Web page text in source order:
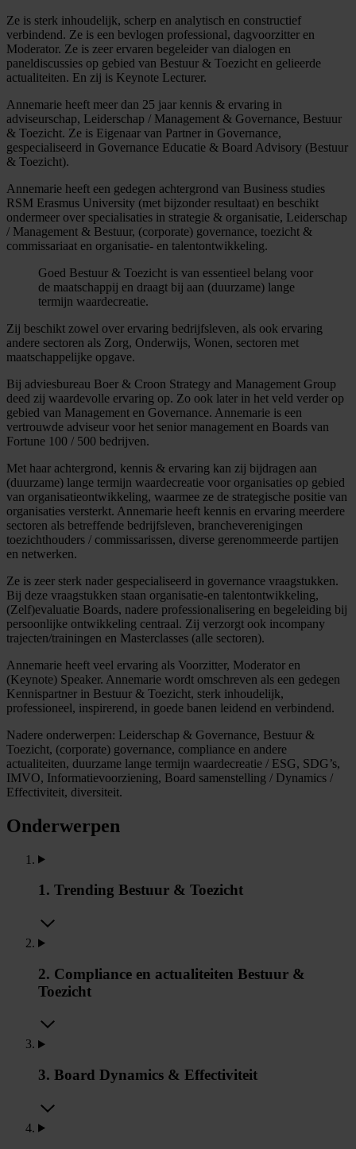
Ze is sterk inhoudelijk, scherp en analytisch en constructief
verbindend. Ze is een bevlogen professional, dagvoorzitter en
Moderator. Ze is zeer ervaren begeleider van dialogen en
paneldiscussies op gebied van Bestuur & Toezicht en gelieerde
actualiteiten. En zij is Keynote Lecturer.
Annemarie heeft meer dan 25 jaar kennis & ervaring in
adviseurschap, Leiderschap / Management & Governance, Bestuur
& Toezicht. Ze is Eigenaar van Partner in Governance,
gespecialiseerd in Governance Educatie & Board Advisory (Bestuur
& Toezicht).
Annemarie heeft een gedegen achtergrond van Business studies
RSM Erasmus University (met bijzonder resultaat) en beschikt
ondermeer over specialisaties in strategie & organisatie, Leiderschap
/ Management & Bestuur, (corporate) governance, toezicht &
commissariaat en organisatie- en talentontwikkeling.
Goed Bestuur & Toezicht is van essentieel belang voor
de maatschappij en draagt bij aan (duurzame) lange
termijn waardecreatie.
Zij beschikt zowel over ervaring bedrijfsleven, als ook ervaring
andere sectoren als Zorg, Onderwijs, Wonen, sectoren met
maatschappelijke opgave.
Bij adviesbureau Boer & Croon Strategy and Management Group
deed zij waardevolle ervaring op. Zo ook later in het veld verder op
gebied van Management en Governance. Annemarie is een
vertrouwde adviseur voor het senior management en Boards van
Fortune 100 / 500 bedrijven.
Met haar achtergrond, kennis & ervaring kan zij bijdragen aan
(duurzame) lange termijn waardecreatie voor organisaties op gebied
van organisatieontwikkeling, waarmee ze de strategische positie van
organisaties versterkt. Annemarie heeft kennis en ervaring meerdere
sectoren als betreffende bedrijfsleven, brancheverenigingen
toezichthouders / commissarissen, diverse gerenommeerde partijen
en netwerken.
Ze is zeer sterk nader gespecialiseerd in governance vraagstukken.
Bij deze vraagstukken staan organisatie-en talentontwikkeling,
(Zelf)evaluatie Boards, nadere professionalisering en begeleiding bij
persoonlijke ontwikkeling centraal. Zij verzorgt ook incompany
trajecten/trainingen en Masterclasses (alle sectoren).
Annemarie heeft veel ervaring als Voorzitter, Moderator en
(Keynote) Speaker. Annemarie wordt omschreven als een gedegen
Kennispartner in Bestuur & Toezicht, sterk inhoudelijk,
professioneel, inspirerend, in goede banen leidend en verbindend.
Nadere onderwerpen: Leiderschap & Governance, Bestuur &
Toezicht, (corporate) governance, compliance en andere
actualiteiten, duurzame lange termijn waardecreatie / ESG, SDG’s,
IMVO, Informatievoorziening, Board samenstelling / Dynamics /
Effectiviteit, diversiteit.
Onderwerpen
1. Trending Bestuur & Toezicht
2. Compliance en actualiteiten Bestuur &
Toezicht
3. Board Dynamics & Effectiviteit